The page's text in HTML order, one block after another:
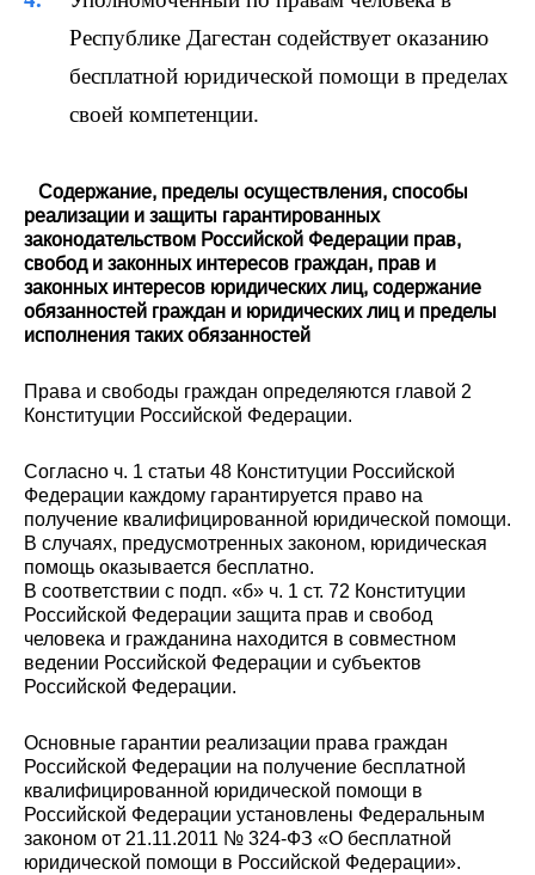
Республике Дагестан содействует оказанию
бесплатной юридической помощи в пределах
своей компетенции.
Содержание, пределы осуществления, способы
реализации и защиты гарантированных
законодательством Российской Федерации прав,
свобод и законных интересов граждан, прав и
законных интересов юридических лиц, содержание
обязанностей граждан и юридических лиц и пределы
исполнения таких обязанностей
Права и свободы граждан определяются главой 2
Конституции Российской Федерации.
Согласно ч. 1 статьи 48 Конституции Российской
Федерации каждому гарантируется право на
получение квалифицированной юридической помощи.
В случаях, предусмотренных законом, юридическая
помощь оказывается бесплатно.
В соответствии с подп. «б» ч. 1 ст. 72 Конституции
Российской Федерации защита прав и свобод
человека и гражданина находится в совместном
ведении Российской Федерации и субъектов
Российской Федерации.
Основные гарантии реализации права граждан
Российской Федерации на получение бесплатной
квалифицированной юридической помощи в
Российской Федерации установлены Федеральным
законом от 21.11.2011 № 324-ФЗ «О бесплатной
юридической помощи в Российской Федерации».